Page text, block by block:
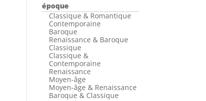
époque
Classique & Romantique
Contemporaine
Baroque
Renaissance & Baroque
Classique
Classique &
Contemporaine
Renaissance
Moyen-âge
Moyen-âge & Renaissance
Baroque & Classique